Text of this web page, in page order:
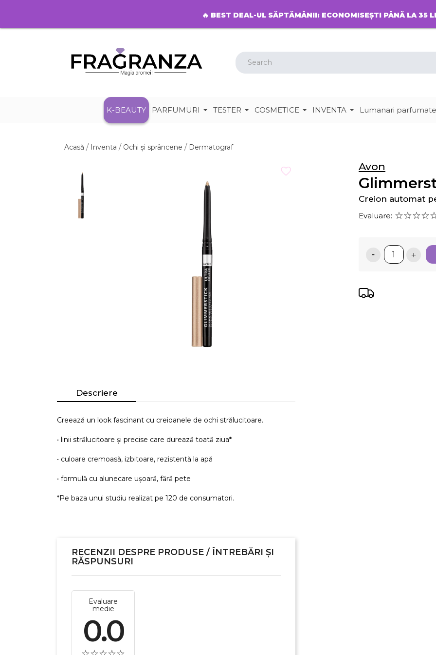
🔥 BEST DEAL-UL SĂPTĂMÂNII: ECONOMISEȘTI PÂNĂ LA 35
K-BEAUTY PARFUMURI TESTER COSMETICE INVENTA Lumanari parfumate
Acasă Inventa Ochi și sprâncene Dermatograf
Descriere
Creează un look fascinant cu creioanele de ochi strălucitoare.
• linii strălucitoare și precise care durează toată ziua*
• culoare cremoasă, izbitoare, rezistentă la apă
• formulă cu alunecare ușoară, fără pete
*Pe baza unui studiu realizat pe 120 de consumatori.
RECENZII DESPRE PRODUSE / ÎNTREBĂRI ȘI
RĂSPUNSURI
Evaluare
medie
0.0
Avon
Creion automat
Evaluare: